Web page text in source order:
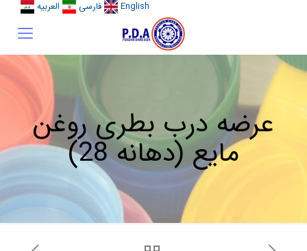
English فارسی العربیه
عرضه درب بطری روغن
مایع (دهانه 28)